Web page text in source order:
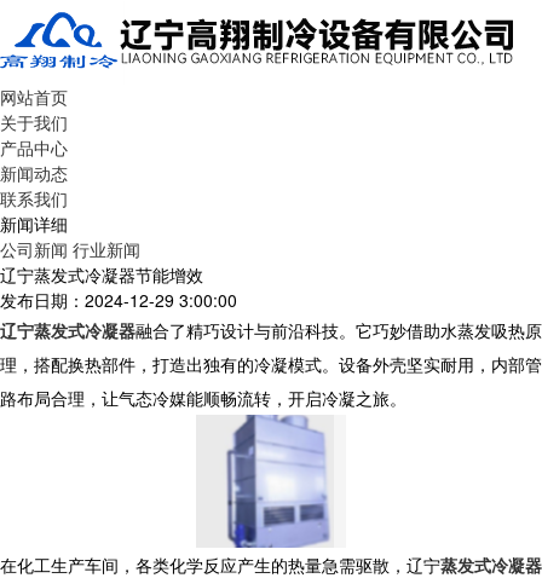
网站首页
关于我们
产品中心
新闻动态
联系我们
新闻详细
公司新闻 行业新闻
辽宁蒸发式冷凝器节能增效
发布日期：2024-12-29 3:00:00
辽宁蒸发式冷凝器融合了精巧设计与前沿科技。它巧妙借助水蒸发吸热原
理，搭配换热部件，打造出独有的冷凝模式。设备外壳坚实耐用，内部管
路布局合理，让气态冷媒能顺畅流转，开启冷凝之旅。
在化工生产车间，各类化学反应产生的热量急需驱散，辽宁蒸发式冷凝器